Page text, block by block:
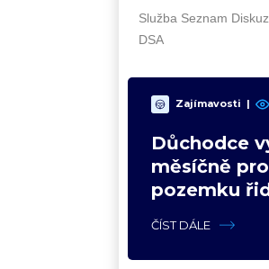
Zajímavosti |
Důchodce
měsíčně
pozemku
čeká soud
ČÍST DÁLE